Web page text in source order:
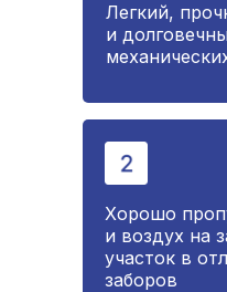
Легкий,
и
Хорошо
и воздух на
участок в
заборов